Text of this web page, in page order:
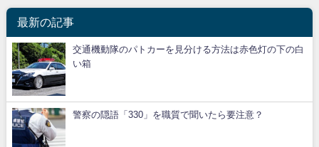
最新の記事
交通機動隊のパトカーを見分ける方法は赤色灯の下の白
い箱
警察の隠語「330」を職質で聞いたら要注意？